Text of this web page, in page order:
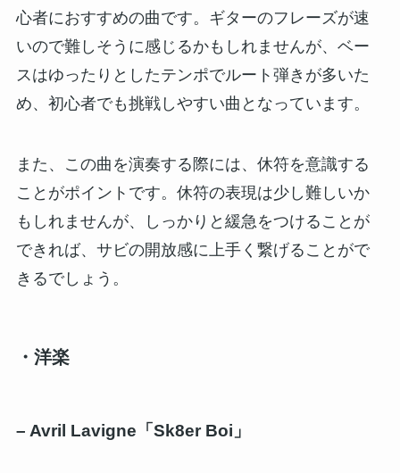
心者におすすめの曲です。ギターのフレーズが速
いので難しそうに感じるかもしれませんが、ベー
スはゆったりとしたテンポでルート弾きが多いた
め、初心者でも挑戦しやすい曲となっています。
また、この曲を演奏する際には、休符を意識する
ことがポイントです。休符の表現は少し難しいか
もしれませんが、しっかりと緩急をつけることが
できれば、サビの開放感に上手く繋げることがで
きるでしょう。
・洋楽
– Avril Lavigne「Sk8er Boi」